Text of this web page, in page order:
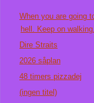
When you are going
hell. Keep on walking.
Dire Straits
2026 såplan
48 timers pizzadej
(ingen titel)